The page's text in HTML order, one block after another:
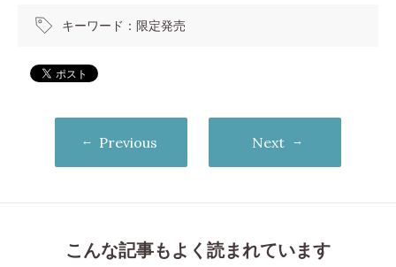
キーワード： 限定発売
Previous Next
こんな記事もよく読まれています